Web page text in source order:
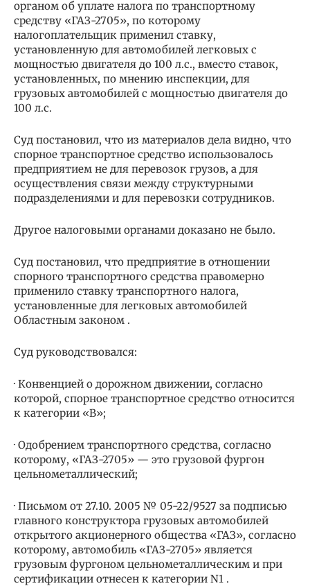
органом об уплате налога по транспортному
средству «ГАЗ-2705», по которому
налогоплательщик применил ставку,
установленную для автомобилей легковых с
мощностью двигателя до 100 л.с., вместо ставок,
установленных, по мнению инспекции, для
грузовых автомобилей с мощностью двигателя до
100 л.с.
Суд постановил, что из материалов дела видно, что
спорное транспортное средство использовалось
предприятием не для перевозок грузов, а для
осуществления связи между структурными
подразделениями и для перевозки сотрудников.
Другое налоговыми органами доказано не было.
Суд постановил, что предприятие в отношении
спорного транспортного средства правомерно
применило ставку транспортного налога,
установленные для легковых автомобилей
Областным законом .
Суд руководствовался:
· Конвенцией о дорожном движении, согласно
которой, спорное транспортное средство относится
к категории «В»;
· Одобрением транспортного средства, согласно
которому, «ГАЗ-2705» — это грузовой фургон
цельнометаллический;
· Письмом от 27.10. 2005 № 05-22/9527 за подписью
главного конструктора грузовых автомобилей
открытого акционерного общества «ГАЗ», согласно
которому, автомобиль «ГАЗ-2705» является
грузовым фургоном цельнометаллическим и при
сертификации отнесен к категории N1 .